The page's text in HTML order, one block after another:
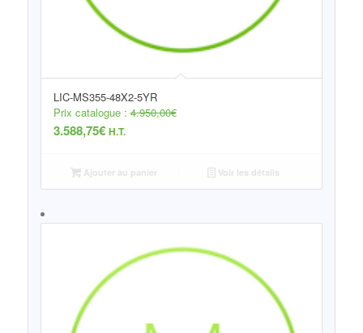
LIC-MS355-48X2-5YR
Prix catalogue :4.950,00€
3.588,75€ H.T.
Ajouter au panier Voir les détails